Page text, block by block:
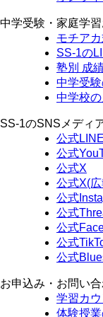
中学受験・家庭学
モチア
SS-1の
塾別 成
中学受
中学校
SS-1のSNSメディ
公式LINE
公式
公式X
公式X(
公式
公式
公式
公式
公式
お申込み・お問い
学習カ
体験授業